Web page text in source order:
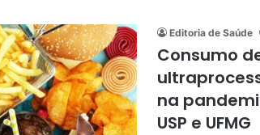
Editoria de Saúde
Consumo
na
USP e UFMG